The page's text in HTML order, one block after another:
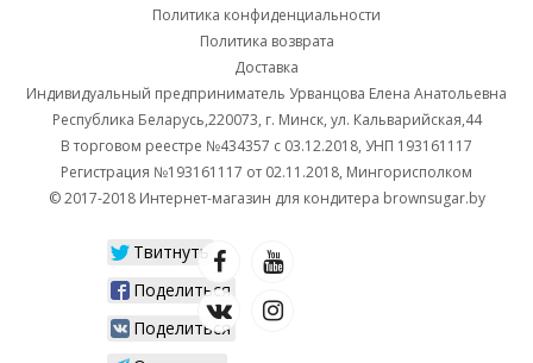
Политика конфиденциальности
Политика возврата
Доставка
Индивидуальный предприниматель Урванцова Елена Анатольевна
Республика Беларусь,220073, г. Минск, ул. Кальварийская,44
В торговом реестре №434357 с 03.12.2018, УНП 193161117
Регистрация №193161117 от 02.11.2018, Мингорисполком
© 2017-2018 Интернет-магазин для кондитера brownsugar.by
Твитнуть
Поделиться
Поделиться